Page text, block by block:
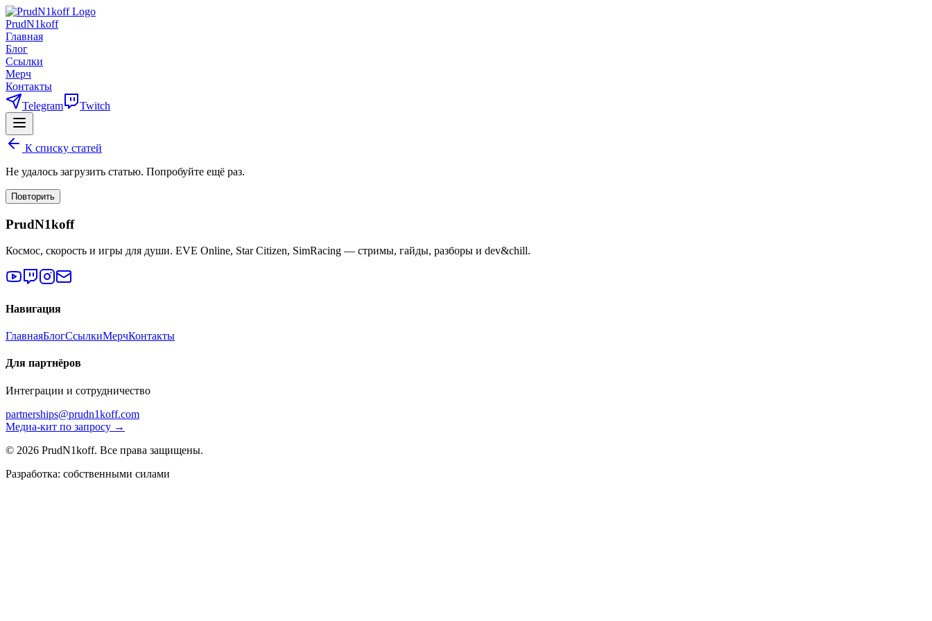
PrudN1koff
Главная
Блог
Ссылки
Мерч
Контакты
Telegram
Twitch
К списку статей
Не удалось загрузить статью. Попробуйте ещё раз.
Повторить
PrudN1koff
Космос, скорость и игры для души. EVE Online, Star Citizen, SimRacing — стримы, гайды, разборы и dev&chill.
Навигация
ГлавнаяБлогСсылкиМерчКонтакты
Для партнёров
Интеграции и сотрудничество
partnerships@prudn1koff.com
Медиа-кит по запросу →
© 2026 PrudN1koff. Все права защищены.
Разработка: собственными силами